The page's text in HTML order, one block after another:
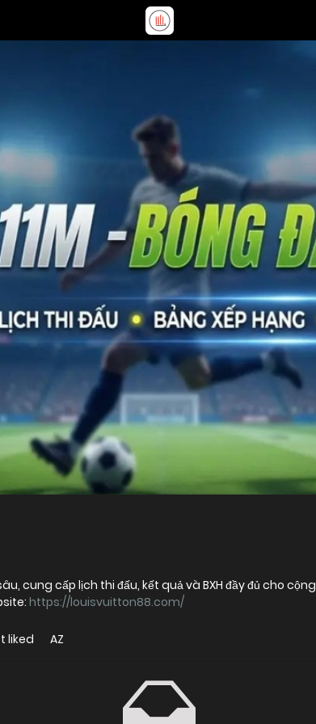
cung cấp lịch thi đấu, kết quả và BXH đầy đủ cho cộng
https://louisvuitton88.com/
liked AZ